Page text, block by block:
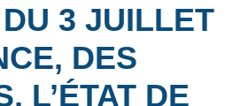
3 JUILLET
DES
L’ÉTAT DE